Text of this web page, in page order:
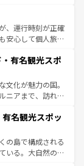
着の
ほしい。
雅なアフタヌーン
パブ、サッカー観
富。イギリスを旅
、運行時刻が正確
安心して個人旅行
ではのユニークな
町歩きも満喫する
も高いが、旅行
、うまく活用すれ
してほしい。
有名観光スポ
文化が魅力の国。
ニアまで、訪れる
グ、エンターテイ
。一方、アメリカ
ニオンやイエロー
きる。さらに、南
名観光スポッ
の島で構成される
いる。大自然の神